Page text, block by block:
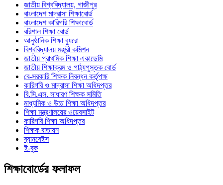
জাতীয় বিশ্ববিদ্যালয়, গাজীপুর
বাংলাদেশ মাদ্রাসা শিক্ষাবোর্ড
বাংলাদেশ কারিগরি শিক্ষাবোর্ড
বরিশাল শিক্ষা বোর্ড
আনুষ্ঠানিক শিক্ষা ব্যুরো
বিশ্ববিদ্যালয় মঞ্জুরী কমিশন
জাতীয় প্রাথমিক শিক্ষা একাডেমি
জাতীয় শিক্ষাক্রম ও পাঠ্যপুস্তক বোর্ড
বে-সরকারি শিক্ষক নিবন্ধন কর্তৃপক্ষ
কারিগরি ও মাদ্রাসা শিক্ষা অধিদপ্তর
বি.সি.এস. সাধারণ শিক্ষক সমিতি
মাধ্যমিক ও উচ্চ শিক্ষা অধিদপ্তর
শিক্ষা মন্ত্রণালয়ের ওয়েবসাইট
কারিগরি শিক্ষা অধিদপ্তর
শিক্ষক বাতায়ন
ব্যানবেইস
ই-বুক
শিক্ষাবোর্ডের ফলাফল